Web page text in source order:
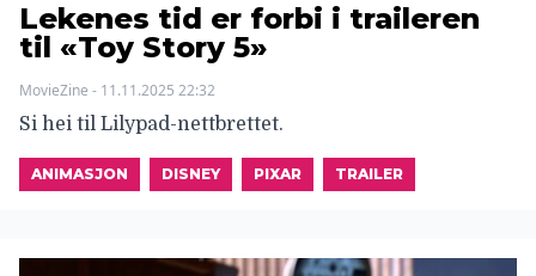
Lekenes tid er forbi i traileren
til «Toy Story 5»
MovieZine - 11.11.2025 22:32
Si hei til Lilypad-nettbrettet.
ANIMASJON DISNEY PIXAR TRAILER